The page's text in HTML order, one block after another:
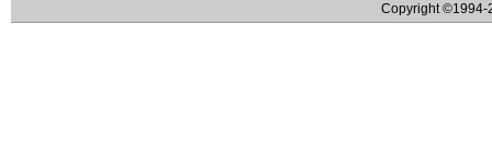
Copyright ©1994-